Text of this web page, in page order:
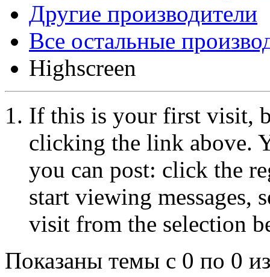
Другие производители
Все остальные
Highscreen
If this is your first visit,
clicking the link above.
you can post: click the
start viewing messages,
visit from the selection
Показаны темы с 0 по 0